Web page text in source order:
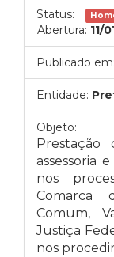
Status:
Abertura: 11/
Publicado em:
Entidade:
Objeto:
Prestação
assessoria
nos
Comarca
Comum,
Justiça
nos